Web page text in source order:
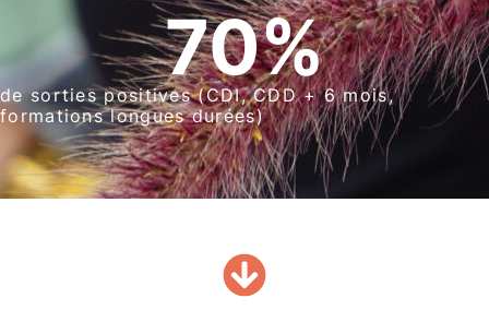
de sorties positives (CDI, CDD + 6 mois,
formations longues durées)
70%